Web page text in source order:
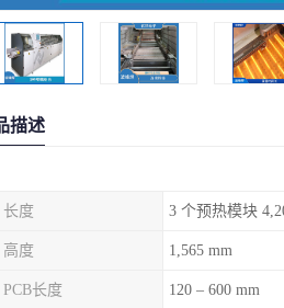
描述
长度 3 个预热模块
高度 1,565 mm
PCB长度 120 – 600 mm